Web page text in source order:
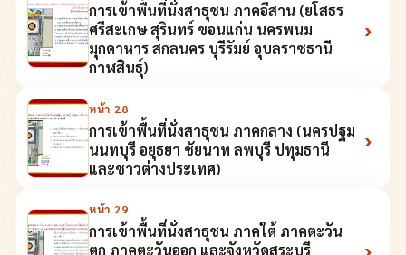
การเข้าพื้นที่นั่งสาธุชน ภาคอีสาน (ยโสธร
ศรีสะเกษ สุรินทร์ ขอนแก่น นครพนม
มุกดาหาร สกลนคร บุรีรัมย์ อุบลราชธานี
กาฬสินธุ์)
›
หน้า 28
การเข้าพื้นที่นั่งสาธุชน ภาคกลาง (นครปฐม
นนทบุรี อยุธยา ชัยนาท ลพบุรี ปทุมธานี
และชาวต่างประเทศ)
›
หน้า 29
การเข้าพื้นที่นั่งสาธุชน ภาคใต้ ภาคตะวัน
ตก ภาคตะวันออก และจังหวัดสระบุรี
›